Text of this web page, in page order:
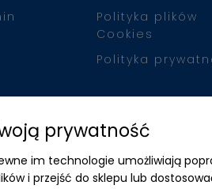
Polityka plików
Cookies
Polityka
prywatność
im technologie umożliwiają
i przejść do sklepu lub